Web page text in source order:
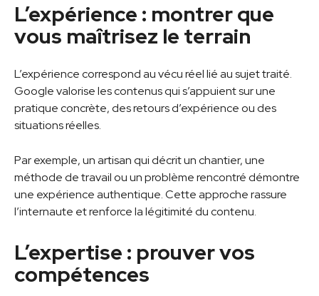
L’expérience : montrer que
vous maîtrisez le terrain
L’expérience correspond au vécu réel lié au sujet traité.
Google valorise les contenus qui s’appuient sur une
pratique concrète, des retours d’expérience ou des
situations réelles.
Par exemple, un artisan qui décrit un chantier, une
méthode de travail ou un problème rencontré démontre
une expérience authentique. Cette approche rassure
l’internaute et renforce la légitimité du contenu.
L’expertise : prouver vos
compétences